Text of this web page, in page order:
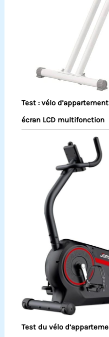
Test : vélo
écran LCD multifonction
Test du vélo